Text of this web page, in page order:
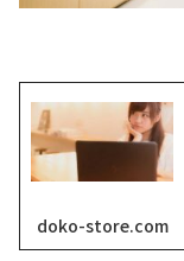
doko-store.com